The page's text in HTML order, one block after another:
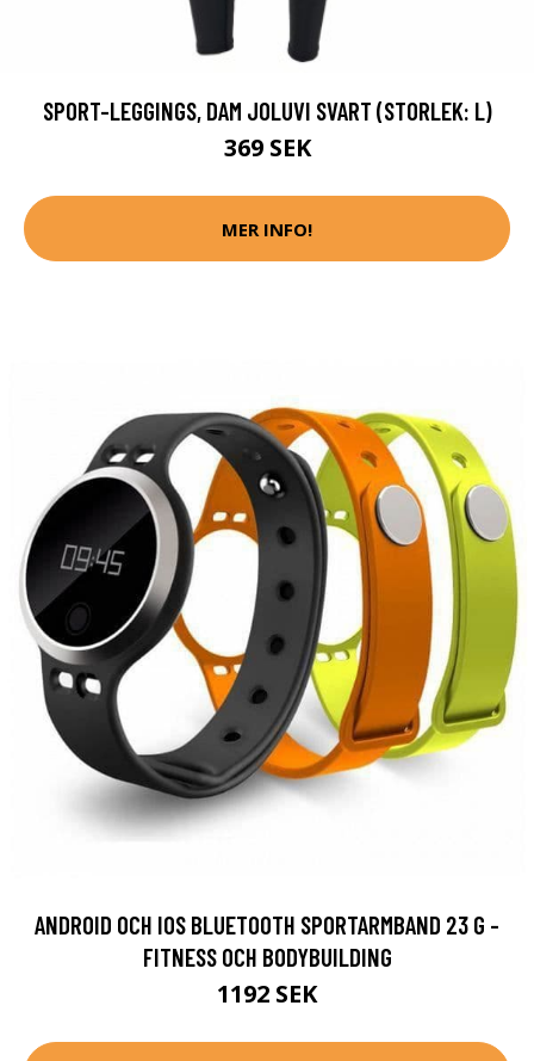
SPORT-LEGGINGS, DAM JOLUVI SVART (STORLEK: L)
369 SEK
MER INFO!
ANDROID OCH IOS BLUETOOTH SPORTARMBAND 23 G -
FITNESS OCH BODYBUILDING
1192 SEK